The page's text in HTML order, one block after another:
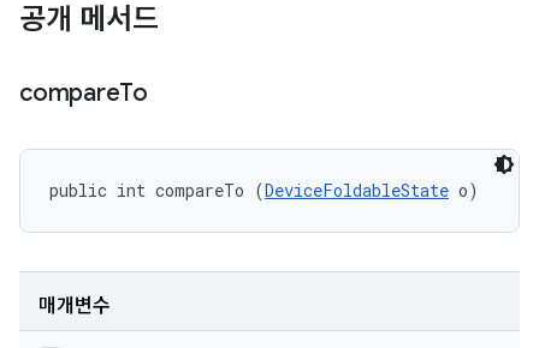
공개 메서드
compareTo
public int compareTo (DeviceFoldableState o)
매개변수